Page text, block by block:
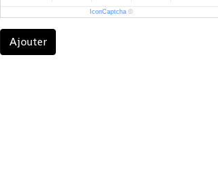
IconCaptcha ©
Ajouter